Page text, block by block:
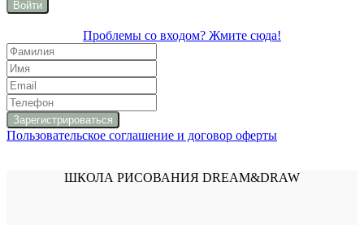
Войти
Проблемы со входом? Жмите сюда!
Пользовательское соглашение и договор оферты
ШКОЛА РИСОВАНИЯ DREAM&DRAW